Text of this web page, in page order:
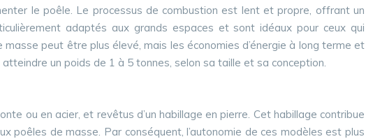
le poêle. Le processus de combustion est lent et propre, offrant un
adaptés aux grands espaces et sont idéaux pour ceux qui
peut être plus élevé, mais les économies d’énergie à long terme et
un poids de 1 à 5 tonnes, selon sa taille et sa conception.
ou en acier, et revêtus d’un habillage en pierre. Cet habillage contribue
poêles de masse. Par conséquent, l’autonomie de ces modèles est plus